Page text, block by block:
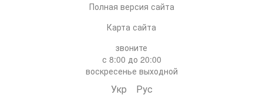
Полная версия сайта
Карта сайта
звоните
с 8:00 до 20:00
воскресенье выходной
Укр Рус